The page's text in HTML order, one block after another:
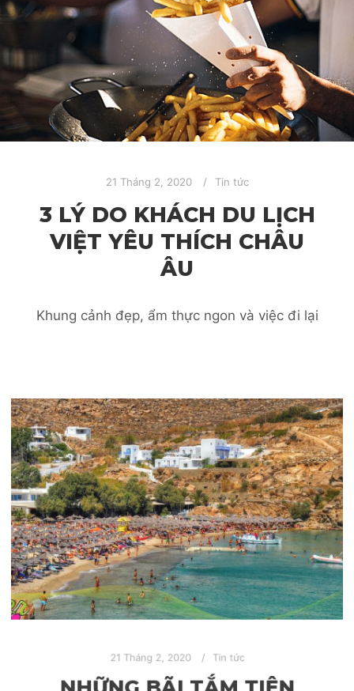
21 Tháng 2, 2020 Tin tức
3 LÝ DO KHÁCH DU LỊCH
VIỆT YÊU THÍCH CHÂU
ÂU
Khung cảnh đẹp, ẩm thực ngon và việc đi lại
21 Tháng 2, 2020 Tin tức